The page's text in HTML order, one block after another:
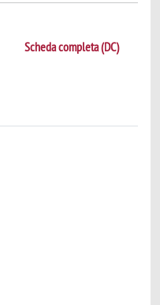
Scheda completa (DC)